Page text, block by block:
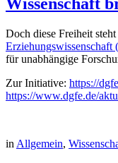
Doch diese Freiheit
Erziehungswissenschaft
für unabhängige
Zur Initiative: https://
https://www.dgfe.de/
in Allgemein,